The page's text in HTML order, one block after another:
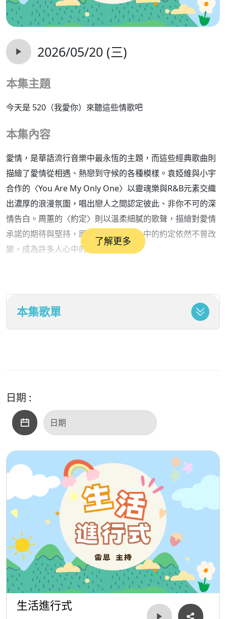
2026/05/20 (三)
本集主題
今天是 520（我愛你）來聽這些情歌吧
本集內容
愛情，是華語流行音樂中最永恆的主題，而這些經典歌曲則
描繪了愛情從相遇、熱戀到守候的各種模樣。袁婭維與小宇
合作的〈You Are My Only One〉以靈魂樂與R&B元素交織
出濃厚的浪漫氛圍，唱出戀人之間認定彼此、非你不可的深
情告白。周蕙的〈約定〉則以溫柔細膩的歌聲，描繪對愛情
承諾的期待與堅持，即使歲月流轉，心中的約定依然不曾改
變，成為許多人心中的經典情歌。
充滿朝氣卻又帶著淡淡憂傷，至今仍是校園民歌時代的重要
代表作品。趙詠華的〈最浪漫的事〉更被譽為華語樂壇最經
典的婚禮歌曲之一，以平實卻動人的歌詞描繪攜手到老的幸
的甜蜜情趣，透過輕快旋律傳達戀愛中創造驚喜與幸福感的
重要；劉若英的〈為愛痴狂〉則唱出愛情裡義無反顧的投入
與執著，即使明知可能受傷，依然願意為愛奮不顧身，深刻
杜德偉的〈鍾愛一生〉以深情而堅定的演唱，表達對摯愛一
生不變的承諾，是90年代極具代表性的浪漫情歌。陳淑樺的
〈一生守候〉則以細膩內斂的情感，唱出願意長久等待與守
護一個人的深情，展現愛情中最動人的陪伴與堅持。而莫文
蔚的〈愛情〉則用獨特的慵懶嗓音與成熟視角，描繪愛情中
的甜蜜、迷惘與體悟，唱出都會男女面對感情時複雜而真實
的心境。
從〈天天想你〉的思念、〈約定〉的承諾，到〈最浪漫的
事〉的相守一生，這些歌曲共同勾勒出愛情最美好的模樣。
了解更多
本集歌單
日期 :
生活進行式